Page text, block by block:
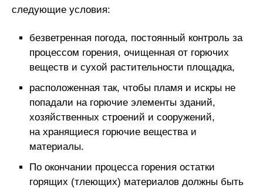
следующие условия:
безветренная погода, постоянный контроль за
процессом горения, очищенная от горючих
веществ и сухой растительности площадка,
расположенная так, чтобы пламя и искры не
попадали на горючие элементы зданий,
хозяйственных строений и сооружений,
на хранящиеся горючие вещества и
материалы.
По окончании процесса горения остатки
горящих (тлеющих) материалов должны быть